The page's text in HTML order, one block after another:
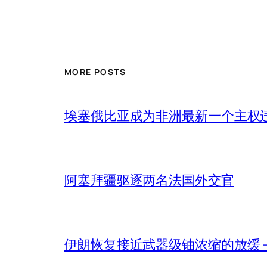
MORE POSTS
埃塞俄比亚成为非洲最新一个主权
阿塞拜疆驱逐两名法国外交官
伊朗恢复接近武器级铀浓缩的放缓